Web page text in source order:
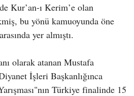
Kur’an-ı Kerim’e olan
bu yönü kamuoyunda öne
yer almıştı.
olarak atanan Mustafa
İşleri Başkanlığınca
Türkiye finalinde 15